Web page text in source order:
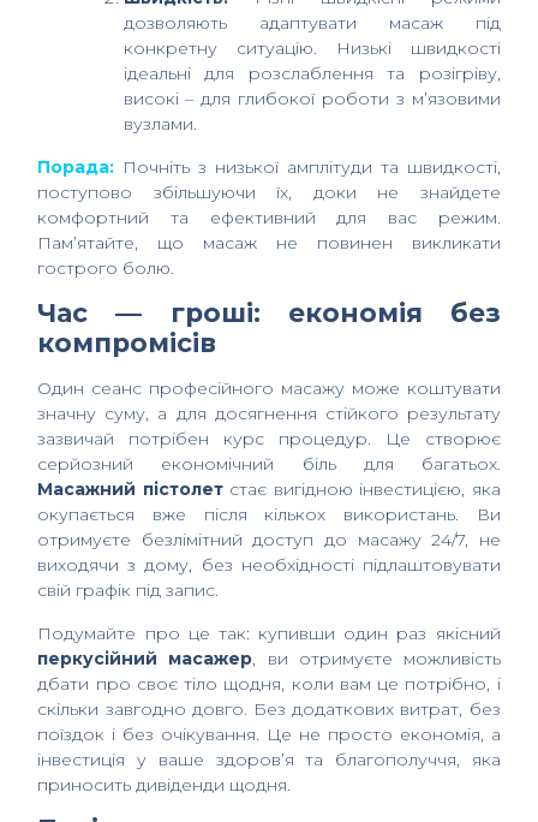
дозволяють адаптувати масаж під
конкретну ситуацію. Низькі швидкості
ідеальні для розслаблення та розігріву,
високі – для глибокої роботи з м’язовими
вузлами.
Порада: Почніть з низької амплітуди та швидкості,
поступово збільшуючи їх, доки не знайдете
комфортний та ефективний для вас режим.
Пам’ятайте, що масаж не повинен викликати
гострого болю.
Час — гроші: економія без
компромісів
Один сеанс професійного масажу може коштувати
значну суму, а для досягнення стійкого результату
зазвичай потрібен курс процедур. Це створює
серйозний економічний біль для багатьох.
Масажний пістолетстає вигідною інвестицією, яка
окупається вже після кількох використань. Ви
отримуєте безлімітний доступ до масажу 24/7, не
виходячи з дому, без необхідності підлаштовувати
свій графік під запис.
Подумайте про це так: купивши один раз якісний
перкусійний масажер , ви отримуєте можливість
дбати про своє тіло щодня, коли вам це потрібно, і
скільки завгодно довго. Без додаткових витрат, без
поїздок і без очікування. Це не просто економія, а
інвестиція у ваше здоров’я та благополуччя, яка
приносить дивіденди щодня.